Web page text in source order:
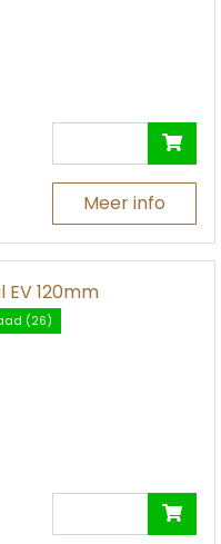
Meer info
EV 120mm
(26)